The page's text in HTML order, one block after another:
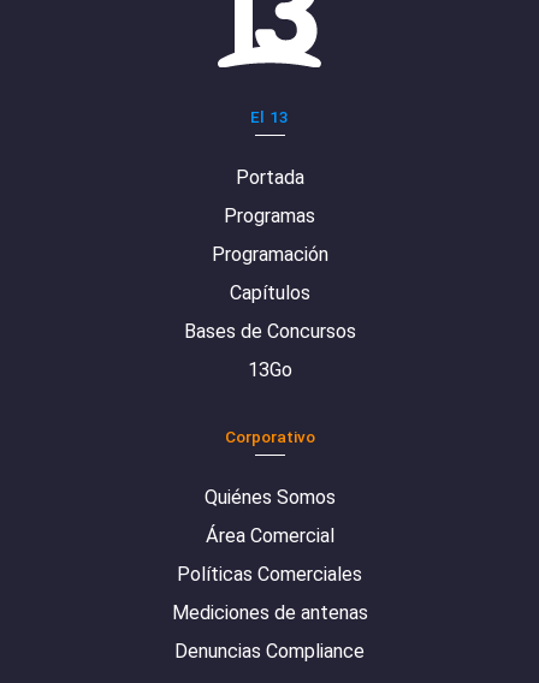
El 13
Portada
Programas
Programación
Capítulos
Bases de Concursos
13Go
Corporativo
Quiénes Somos
Área Comercial
Políticas Comerciales
Mediciones de antenas
Denuncias Compliance